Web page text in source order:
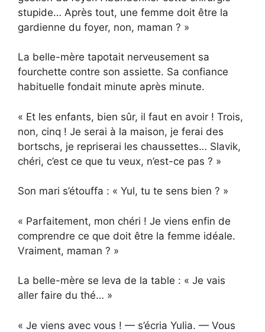
stupide… Après tout, une femme doit être la
gardienne du foyer, non, maman ? »
La belle-mère tapotait nerveusement sa
fourchette contre son assiette. Sa confiance
habituelle fondait minute après minute.
« Et les enfants, bien sûr, il faut en avoir ! Trois,
non, cinq ! Je serai à la maison, je ferai des
bortschs, je repriserai les chaussettes… Slavik,
chéri, c’est ce que tu veux, n’est-ce pas ? »
Son mari s’étouffa : « Yul, tu te sens bien ? »
« Parfaitement, mon chéri ! Je viens enfin de
comprendre ce que doit être la femme idéale.
Vraiment, maman ? »
La belle-mère se leva de la table : « Je vais
aller faire du thé… »
« Je viens avec vous ! — s’écria Yulia. — Vous